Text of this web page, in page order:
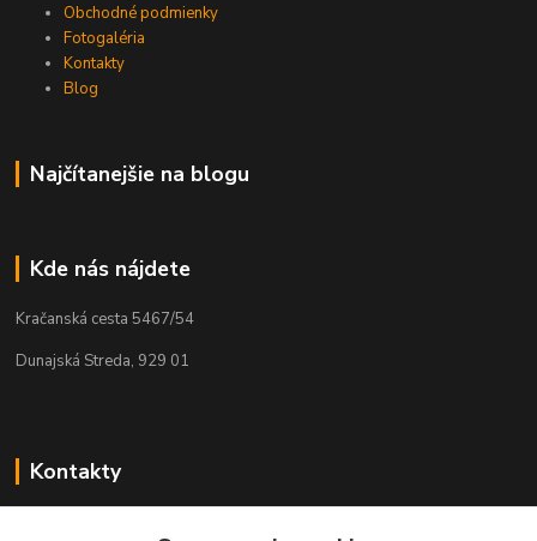
Obchodné podmienky
Fotogaléria
Kontakty
Blog
Najčítanejšie na blogu
Kde nás nájdete
Kračanská cesta 5467/54
Dunajská Streda, 929 01
Kontakty